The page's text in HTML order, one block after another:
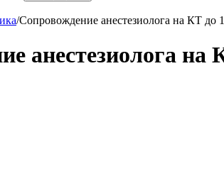
/Сопровождение анестезиолога на КТ до
анестезиолога на